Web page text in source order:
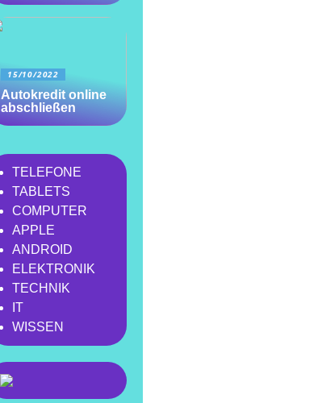
15/10/2022
Autokredit online
abschließen
TELEFONE
TABLETS
COMPUTER
APPLE
ANDROID
ELEKTRONIK
TECHNIK
IT
WISSEN